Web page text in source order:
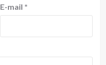
E-mail *